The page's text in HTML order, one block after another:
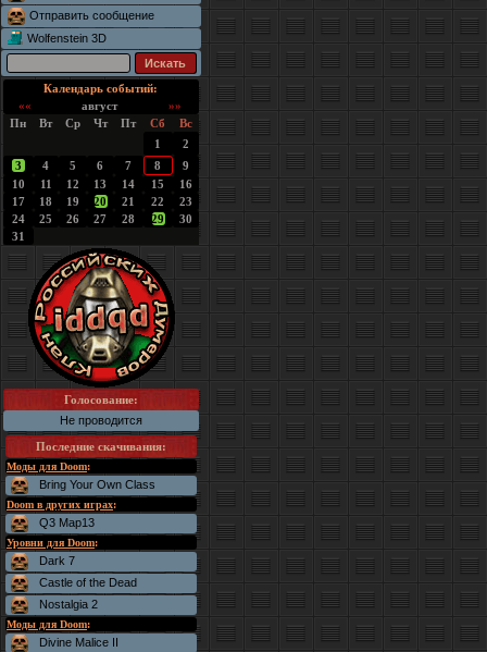
Отправить сообщение
Wolfenstein 3D
Календарь событий:
««
август
»»
Пн
Вт Ср Чт Пт Сб
Вс
1
2
3
4 5 6 7 8
9
10
11 12 13 14 15
16
17
18 19 20 21 22
23
24
25 26 27 28 29
30
31
Голосование:
Не проводится
Последние скачивания:
Моды для Doom:
Bring Your Own Class
Doom в других играх:
Q3 Map13
Уровни для Doom:
Dark 7
Castle of the Dead
Nostalgia 2
Моды для Doom:
Divine Malice II